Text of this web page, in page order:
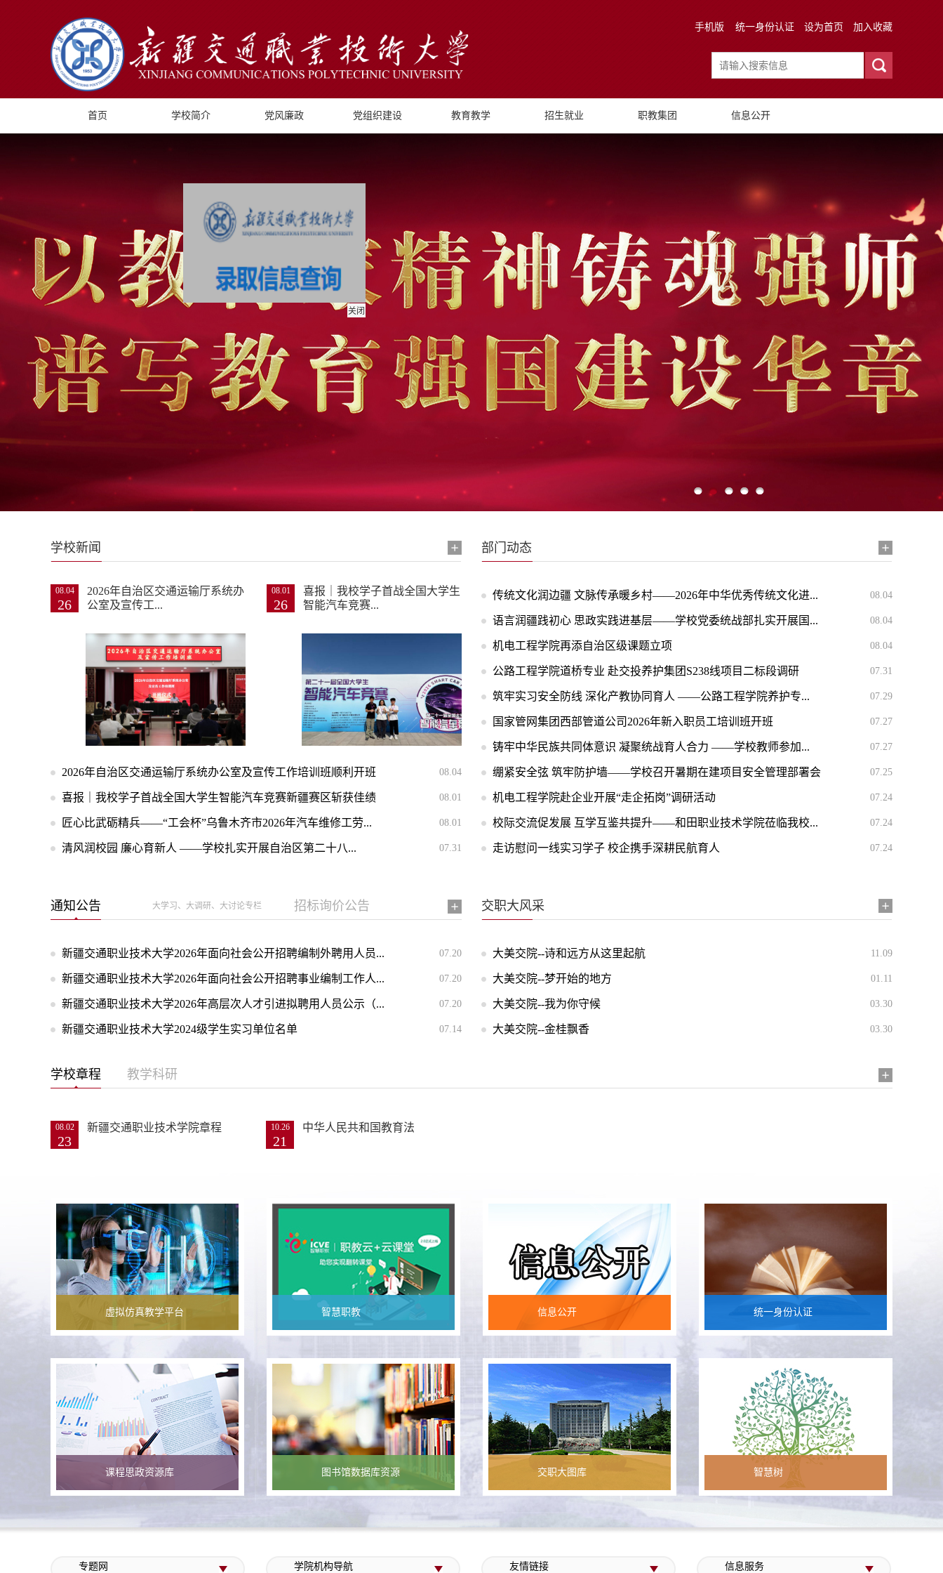
手机版 统一身份认证 设为首页 加入收藏
首页 学校简介 党风廉政 党组织建设 教育教学 招生就业 职教集团 信息公开
学校新闻
08.04
26
2026年自治区交通运输厅系统办
公室及宣传工...
08.01
26
喜报｜我校学子首战全国大学生
智能汽车竞赛...
2026年自治区交通运输厅系统办公室及宣传工作培训班顺利开班 08.04
喜报｜我校学子首战全国大学生智能汽车竞赛新疆赛区斩获佳绩 08.01
匠心比武砺精兵——“工会杯”乌鲁木齐市2026年汽车维修工劳... 08.01
清风润校园 廉心育新人 ——学校扎实开展自治区第二十八... 07.31
部门动态
传统文化润边疆 文脉传承暖乡村——2026年中华优秀传统文化进... 08.04
语言润疆践初心 思政实践进基层——学校党委统战部扎实开展国... 08.04
机电工程学院再添自治区级课题立项 08.04
公路工程学院道桥专业 赴交投养护集团S238线项目二标段调研 07.31
筑牢实习安全防线 深化产教协同育人 ——公路工程学院养护专... 07.29
国家管网集团西部管道公司2026年新入职员工培训班开班 07.27
铸牢中华民族共同体意识 凝聚统战育人合力 ——学校教师参加... 07.27
绷紧安全弦 筑牢防护墙——学校召开暑期在建项目安全管理部署会 07.25
机电工程学院赴企业开展“走企拓岗”调研活动 07.24
校际交流促发展 互学互鉴共提升——和田职业技术学院莅临我校... 07.24
走访慰问一线实习学子 校企携手深耕民航育人 07.24
通知公告 大学习、大调研、大讨论专栏 招标询价公告
新疆交通职业技术大学2026年面向社会公开招聘编制外聘用人员... 07.20
新疆交通职业技术大学2026年面向社会公开招聘事业编制工作人... 07.20
新疆交通职业技术大学2026年高层次人才引进拟聘用人员公示（... 07.20
新疆交通职业技术大学2024级学生实习单位名单 07.14
交职大风采
大美交院--诗和远方从这里起航 11.09
大美交院--梦开始的地方 01.11
大美交院--我为你守候 03.30
大美交院--金桂飘香 03.30
学校章程 教学科研
08.02
23
新疆交通职业技术学院章程 10.26
21
中华人民共和国教育法
虚拟仿真教学平台 智慧职教 信息公开 统一身份认证
课程思政资源库 图书馆数据库资源 交职大图库 智慧树
专题网 学院机构导航 友情链接 信息服务